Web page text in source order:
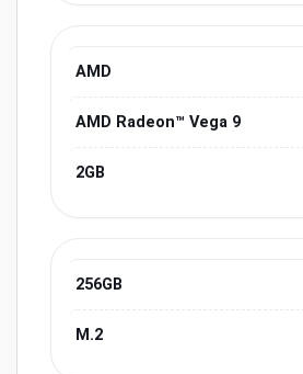
AMD
AMD Radeon™ Vega 9
2GB
256GB
M.2